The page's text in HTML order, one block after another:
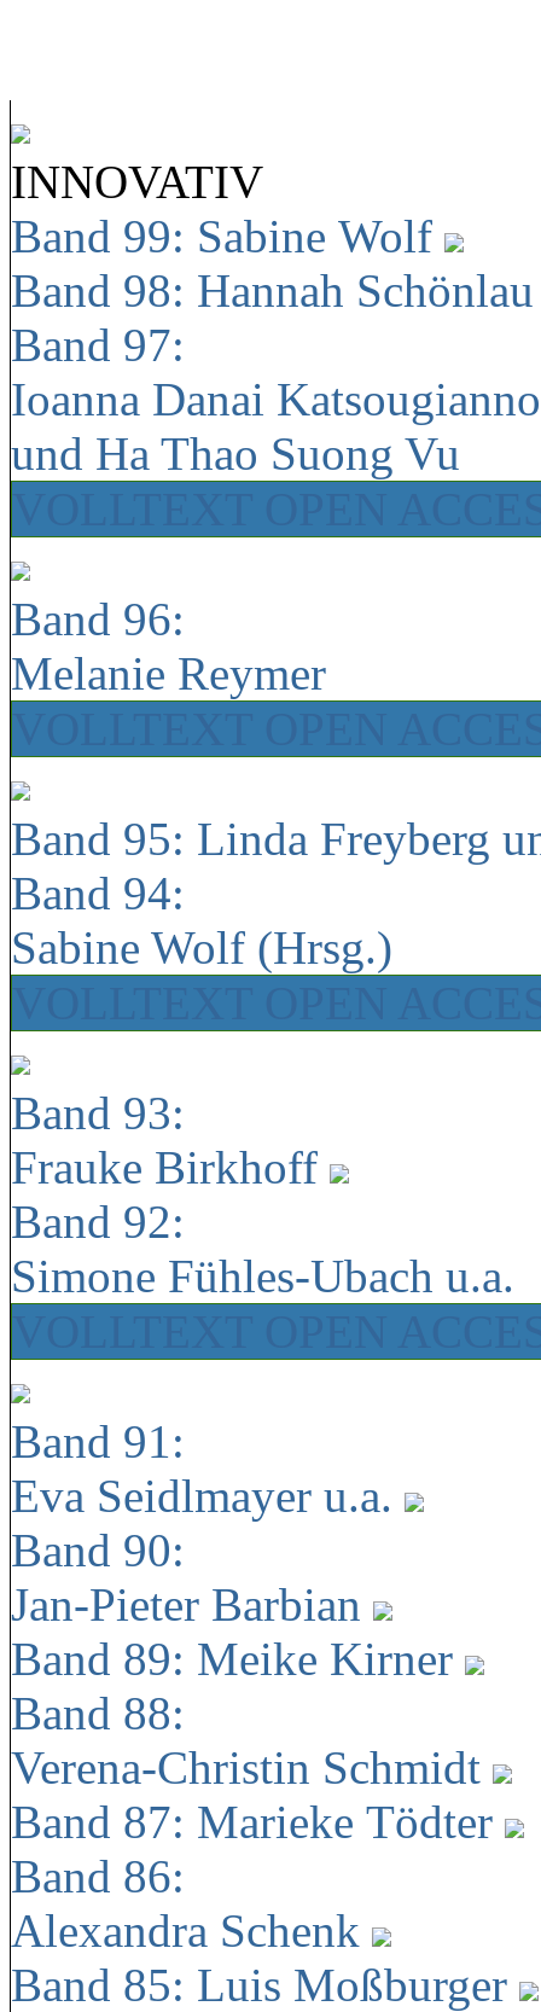
INNOVATIV
Band 99: Sabine Wolf
Band 98: Hannah
Band 97:
Ioanna Danai
und Ha Thao Suong Vu
Band 96:
Melanie Reymer
Band 95: Linda Freyberg
Band 94:
Sabine Wolf (Hrsg.)
Band 93:
Frauke Birkhoff
Band 92:
Simone Fühles-Ubach u.a.
Band 91:
Eva Seidlmayer u.a.
Band 90:
Jan-Pieter Barbian
Band 89: Meike Kirner
Band 88:
Verena-Christin Schmidt
Band 87: Marieke Tödter
Band 86:
Alexandra Schenk
Band 85: Luis Moßburger